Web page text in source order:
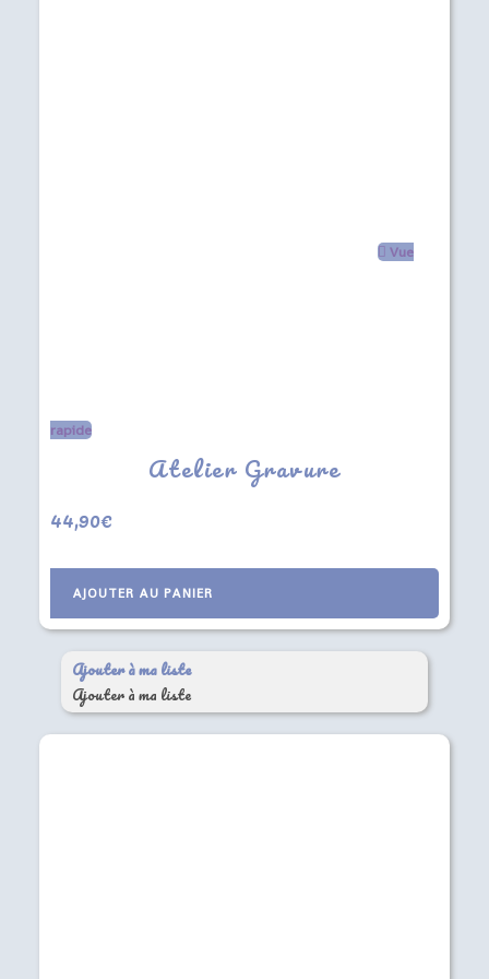
Vue
rapide
Atelier Gravure
44,90€
AJOUTER AU PANIER
Ajouter à ma liste
Ajouter à ma liste